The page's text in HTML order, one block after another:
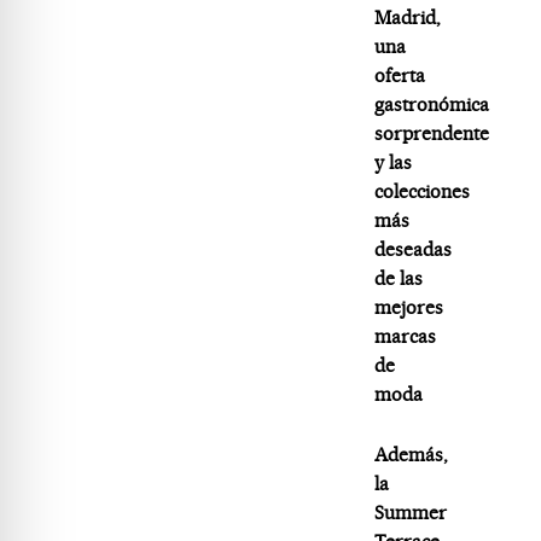
Madrid,
una
oferta
gastronómica
sorprendente
y las
colecciones
más
deseadas
de las
mejores
marcas
de
moda
Además,
la
Summer